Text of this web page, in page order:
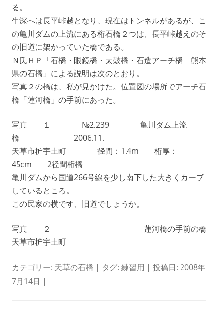
る。
牛深へは長平峠越となり、現在はトンネルがあるが、こ
の亀川ダムの上流にある桁石橋２つは、長平峠越えのそ
の旧道に架かっていた橋である。
Ｎ氏ＨＰ「石橋・眼鏡橋・太鼓橋・石造アーチ橋 熊本
県の石橋」による説明は次のとおり。
写真２の橋は、私が見かけた。位置図の場所でアーチ石
橋「蓮河橋」の手前にあった。
写真 １ №2,239 亀川ダム上流
橋 2006.11.
天草市枦宇土町 径間：1.4m 桁厚：
45cm 2径間桁橋
亀川ダムから国道266号線を少し南下した大きくカーブ
しているところ。
この民家の横です、旧道でしょうか。
写真 ２ 蓮河橋の手前の橋
天草市枦宇土町
カテゴリー: 天草の石橋 | タグ: 練習用 | 投稿日: 2008年
7月14日 |